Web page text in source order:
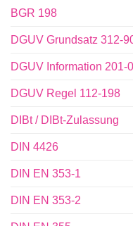
BGR 198
DGUV Grundsatz 312-
DGUV Information 201-
DGUV Regel 112-198
DIBt / DIBt-Zulassung
DIN 4426
DIN EN 353-1
DIN EN 353-2